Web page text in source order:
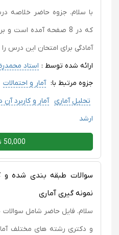
با سلام. جزوه حاضر خلاصه
که در 8 صفحه آمده است و
آمادگی برای امتحان این درس
ارائه شده توسط : استاد
جزوه مرتبط با: آمار و احتمالات
تحلیل آماری آمار و کاربرد
ارشد
50,000 تومان
سوالات طبقه بندی شده و
نمونه گیری آماری
سلام. فایل حاضر شامل
و دکتری رشته های مختلف